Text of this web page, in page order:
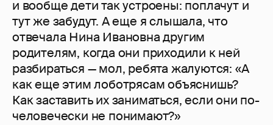
и вообще дети так устроены: поплачут и
тут же забудут. А еще я слышала, что
отвечала Нина Ивановна другим
родителям, когда они приходили к ней
разбираться — мол, ребята жалуются: «А
как еще этим лоботрясам объяснишь?
Как заставить их заниматься, если они по-
человечески не понимают?»